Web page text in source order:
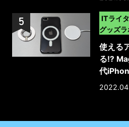
ITライ
グッズラ
使える
る!?
代
える保